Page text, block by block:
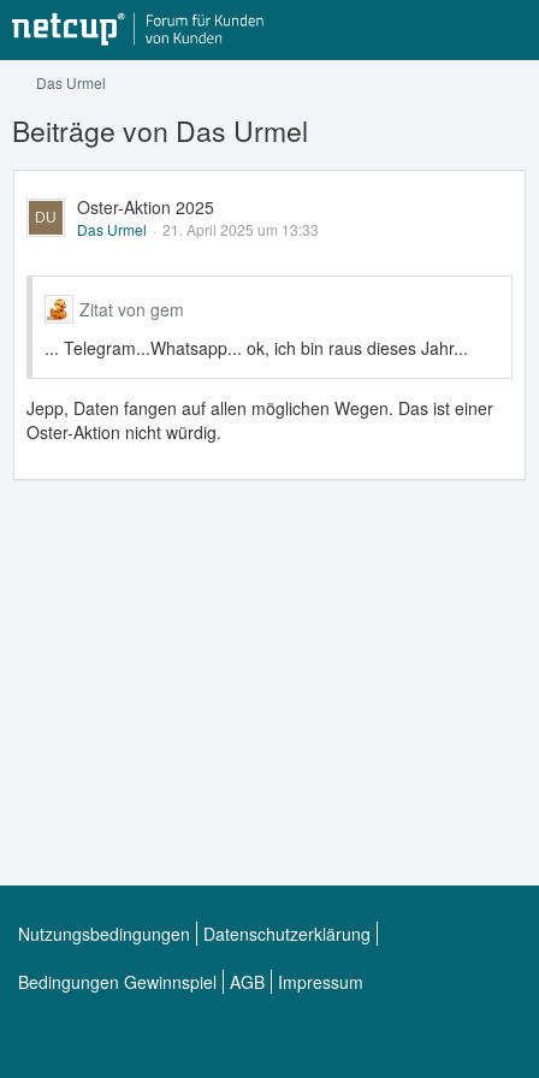
Das Urmel
Beiträge von Das Urmel
Oster-Aktion 2025
Das Urmel 21. April 2025 um 13:33
Zitat von gem
... Telegram...Whatsapp... ok, ich bin raus dieses Jahr...
Jepp, Daten fangen auf allen möglichen Wegen. Das ist einer
Oster-Aktion nicht würdig.
Nutzungsbedingungen
Datenschutzerklärung
Bedingungen Gewinnspiel AGB Impressum